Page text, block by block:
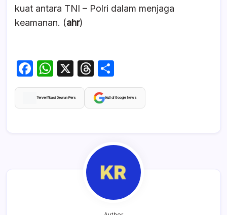
kuat antara TNI – Polri dalam menjaga
keamanan. (ahr)
F
a
c
W
h
at
X
T
hr
e
s
h
ar
Terverifikasi Dewan Pers Ikuti di Google News